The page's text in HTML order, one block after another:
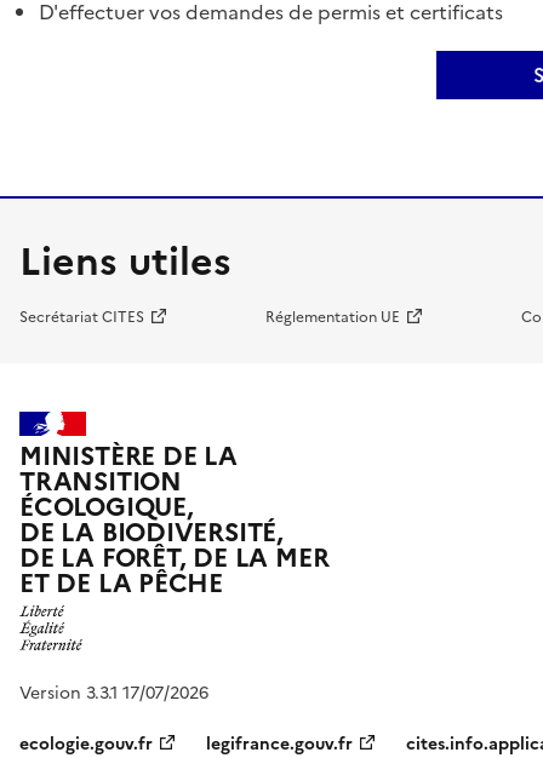
D'effectuer vos demandes de permis et certificats
Liens utiles
Secrétariat CITES Réglementation UE
MINISTÈRE DE LA
TRANSITION
ÉCOLOGIQUE,
DE LA BIODIVERSITÉ,
DE LA FORÊT, DE LA MER
ET DE LA PÊCHE
Version 3.3.1 17/07/2026
ecologie.gouv.fr
legifrance.gouv.fr